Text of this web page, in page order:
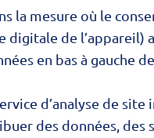
la mesure où le
de l’appareil)
en bas à gauche
d’analyse de
des données,